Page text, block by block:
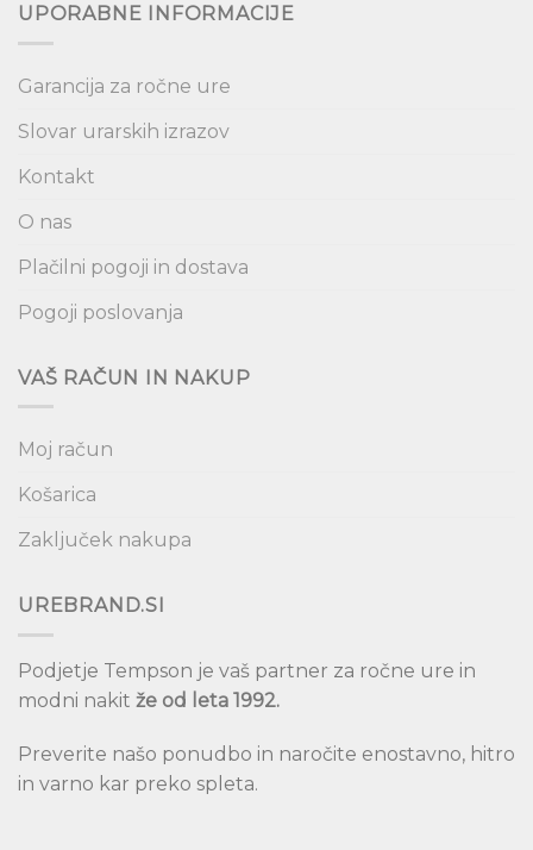
UPORABNE INFORMACIJE
Garancija za ročne ure
Slovar urarskih izrazov
Kontakt
O nas
Plačilni pogoji in dostava
Pogoji poslovanja
VAŠ RAČUN IN NAKUP
Moj račun
Košarica
Zaključek nakupa
UREBRAND.SI
Podjetje Tempson je vaš partner za ročne ure in
modni nakit že od leta 1992.
Preverite našo ponudbo in naročite enostavno, hitro
in varno kar preko spleta.